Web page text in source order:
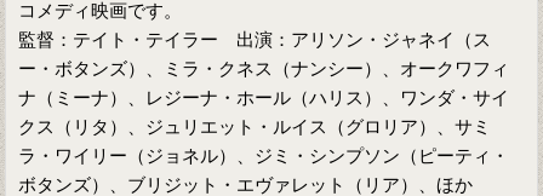
コメディ映画です。
監督：テイト・テイラー 出演：アリソン・ジャネイ（ス
ー・ボタンズ）、ミラ・クネス（ナンシー）、オークワフィ
ナ（ミーナ）、レジーナ・ホール（ハリス）、ワンダ・サイ
クス（リタ）、ジュリエット・ルイス（グロリア）、サミ
ラ・ワイリー（ジョネル）、ジミ・シンプソン（ピーティ・
ボタンズ）、ブリジット・エヴァレット（リア）、ほか